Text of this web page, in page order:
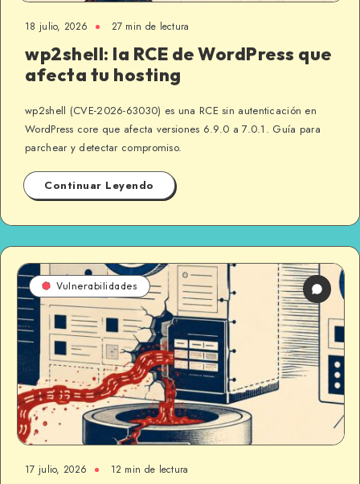
18 julio, 2026 27 min de lectura
wp2shell: la RCE de WordPress que
afecta tu hosting
wp2shell (CVE-2026-63030) es una RCE sin autenticación en
WordPress core que afecta versiones 6.9.0 a 7.0.1. Guía para
parchear y detectar compromiso.
Continuar Leyendo
Vulnerabilidades
17 julio, 2026 12 min de lectura